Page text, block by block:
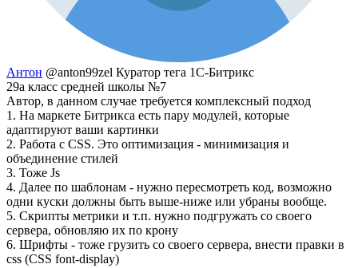
Антон @anton99zel Куратор тега 1С-Битрикс
29а класс средней школы №7
Автор, в данном случае требуется комплексный подход
1. На маркете Битрикса есть пару модулей, которые
адаптируют ваши картинки
2. Работа с CSS. Это оптимизация - минимизация и
объединение стилей
3. Тоже Js
4. Далее по шаблонам - нужно пересмотреть код, возможно
одни куски должны быть выше-ниже или убраны вообще.
5. Скрипты метрики и т.п. нужно подгружать со своего
сервера, обновляю их по крону
6. Шрифты - тоже грузить со своего сервера, внести правки в
css (CSS font-display)